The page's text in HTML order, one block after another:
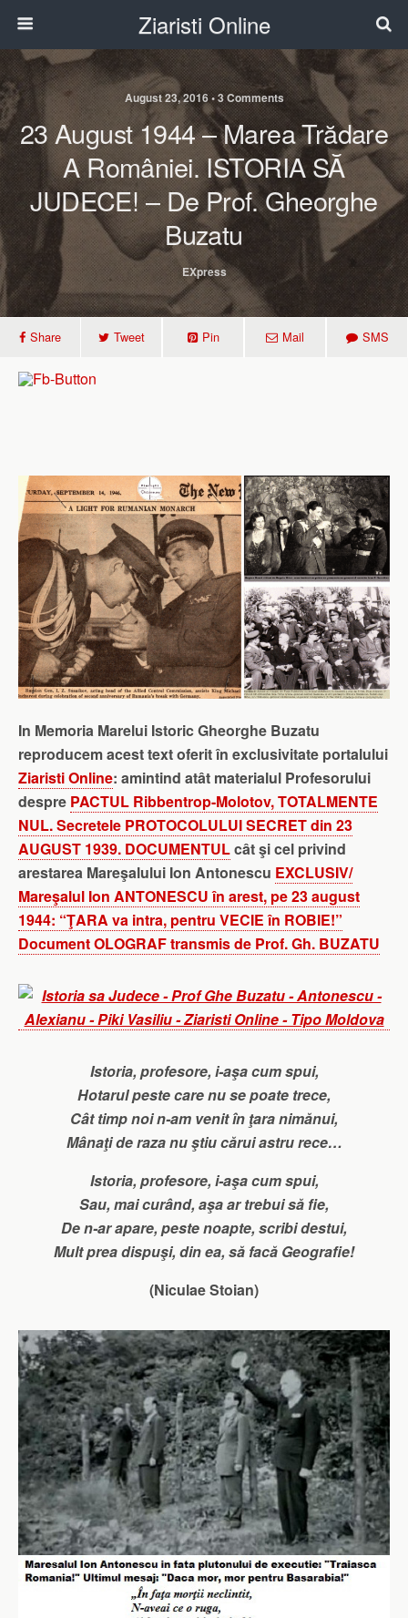
Ziaristi Online
August 23, 2016 • 3 Comments
23 August 1944 – Marea Trădare
A României. ISTORIA SĂ
JUDECE! – De Prof. Gheorghe
Buzatu
EXpress
Share Tweet Pin Mail SMS
In Memoria Marelui Istoric Gheorghe Buzatu
reproducem acest text oferit în exclusivitate portalului
Ziaristi Online: amintind atât materialul Profesorului
despre PACTUL Ribbentrop-Molotov, TOTALMENTE
NUL. Secretele PROTOCOLULUI SECRET din 23
AUGUST 1939. DOCUMENTULcât şi cel privind
arestarea Mareşalului Ion Antonescu EXCLUSIV/
Mareşalul Ion ANTONESCU în arest, pe 23 august
1944: “ŢARA va intra, pentru VECIE în ROBIE!”
Document OLOGRAF transmis de Prof. Gh. BUZATU
Istoria, profesore, i-aşa cum spui,
Hotarul peste care nu se poate trece,
Cât timp noi n-am venit în ţara nimănui,
Mânaţi de raza nu ştiu cărui astru rece…
Istoria, profesore, i-aşa cum spui,
Sau, mai curând, aşa ar trebui să fie,
De n-ar apare, peste noapte, scribi destui,
Mult prea dispuşi, din ea, să facă Geografie!
(Niculae Stoian)